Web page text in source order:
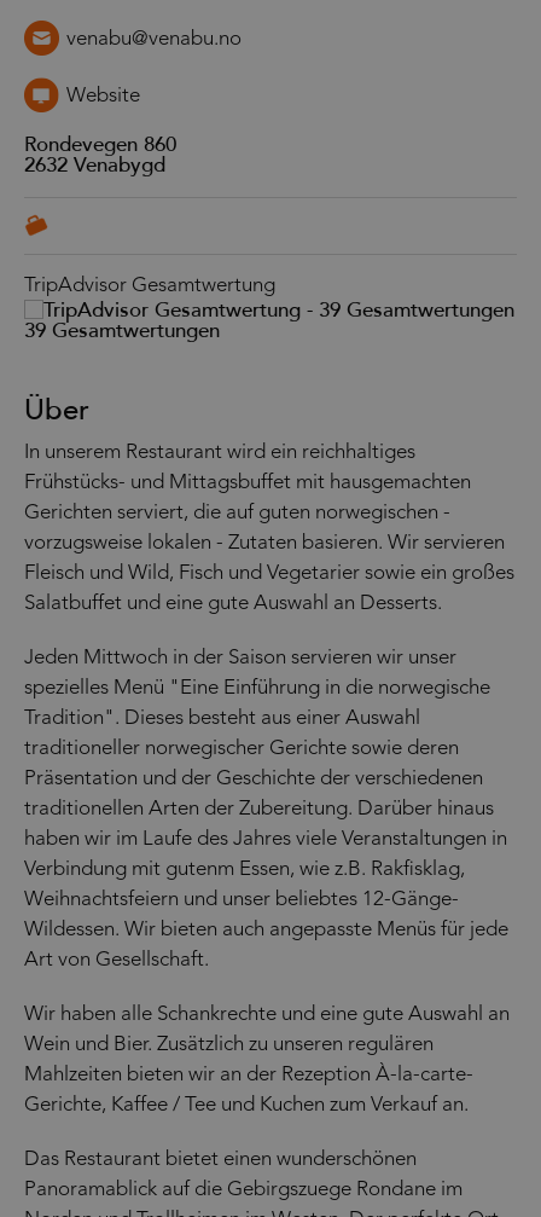
venabu@venabu.no
Website
Rondevegen 860
2632 Venabygd
TripAdvisor Gesamtwertung
39 Gesamtwertungen
Über
In unserem Restaurant wird ein reichhaltiges
Frühstücks- und Mittagsbuffet mit hausgemachten
Gerichten serviert, die auf guten norwegischen -
vorzugsweise lokalen - Zutaten basieren. Wir servieren
Fleisch und Wild, Fisch und Vegetarier sowie ein großes
Salatbuffet und eine gute Auswahl an Desserts.
Jeden Mittwoch in der Saison servieren wir unser
spezielles Menü "Eine Einführung in die norwegische
Tradition". Dieses besteht aus einer Auswahl
traditioneller norwegischer Gerichte sowie deren
Präsentation und der Geschichte der verschiedenen
traditionellen Arten der Zubereitung. Darüber hinaus
haben wir im Laufe des Jahres viele Veranstaltungen in
Verbindung mit gutenm Essen, wie z.B. Rakfisklag,
Weihnachtsfeiern und unser beliebtes 12-Gänge-
Wildessen. Wir bieten auch angepasste Menüs für jede
Art von Gesellschaft.
Wir haben alle Schankrechte und eine gute Auswahl an
Wein und Bier. Zusätzlich zu unseren regulären
Mahlzeiten bieten wir an der Rezeption À-la-carte-
Gerichte, Kaffee / Tee und Kuchen zum Verkauf an.
Das Restaurant bietet einen wunderschönen
Panoramablick auf die Gebirgszuege Rondane im